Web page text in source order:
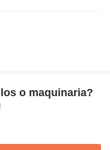
o maquinaria?